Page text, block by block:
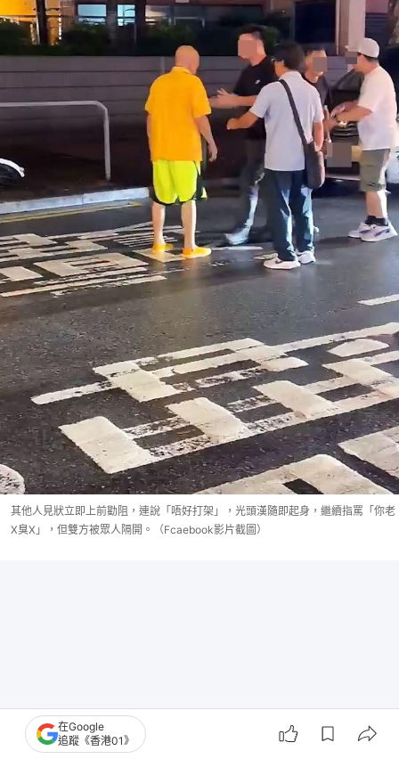
其他人見狀立即上前勸阻，連說「唔好打架」，光頭漢隨即起身，繼續指罵「你老
X臭X」，但雙方被眾人隔開。（Fcaebook影片截圖）
在Google
追蹤《香港01》